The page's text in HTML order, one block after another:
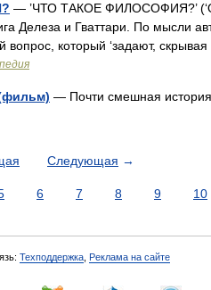
— ’ЧТО ТАКОЕ ФИЛОСОФИЯ?’
Делеза и Гваттари. По мысли
вопрос, который ‘задают,
— Почти смешная
Следующая →
6 7 8 9 10
Техподдержка Реклама на сайте